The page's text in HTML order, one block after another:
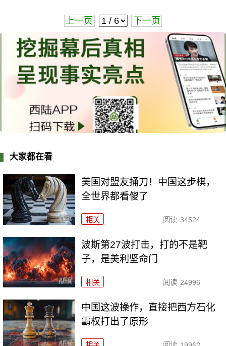
上一页 下一页
大家都在看
美国对盟友捅刀！中国这步棋，
全世界都看傻了
相关 阅读 34524
波斯第27波打击，打的不是靶
子，是美利坚命门
相关 阅读 24996
中国这波操作，直接把西方石化
霸权打出了原形